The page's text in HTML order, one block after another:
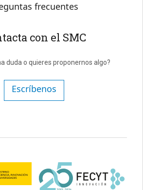
frecuentes
con el SMC
duda o quieres proponernos algo?
Escríbenos